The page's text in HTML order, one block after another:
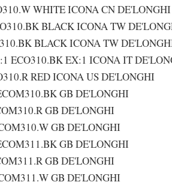
WHITE ICONA CN DE'LONGHI
BLACK ICONA TW
BLACK ICONA TW
ECO310.BK EX:1 ICONA IT
RED ICONA US DE'LONGHI
GB DE'LONGHI
GB DE'LONGHI
GB DE'LONGHI
GB DE'LONGHI
GB DE'LONGHI
GB DE'LONGHI